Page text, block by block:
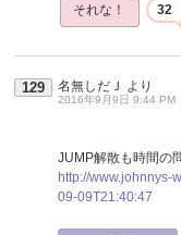
それな！ 32
129 名無しだＪ より
2016年9月9日 9:44 PM
JUMP解散も時間の
http://www.johnnys-
09-09T21:40:47